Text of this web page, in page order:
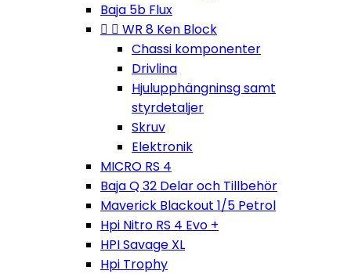
Baja 5b Flux
  WR 8 Ken Block
Chassi komponenter
Drivlina
Hjulupphängninsg samt
styrdetaljer
Skruv
Elektronik
MICRO RS 4
Baja Q 32 Delar och Tillbehör
Maverick Blackout 1/5 Petrol
Hpi Nitro RS 4 Evo +
HPI Savage XL
Hpi Trophy